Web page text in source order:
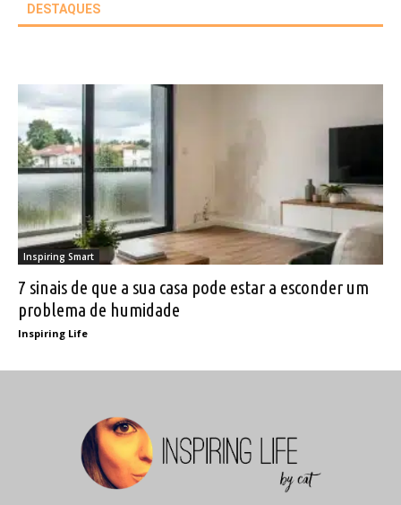
DESTAQUES
Inspiring Smart
7 sinais de que a sua casa pode estar a esconder um
problema de humidade
Inspiring Life